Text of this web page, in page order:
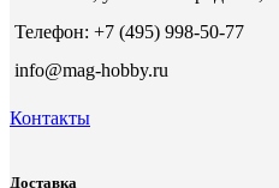
Телефон: +7 (495) 998-50-77
info@mag-hobby.ru
Контакты
Доставка